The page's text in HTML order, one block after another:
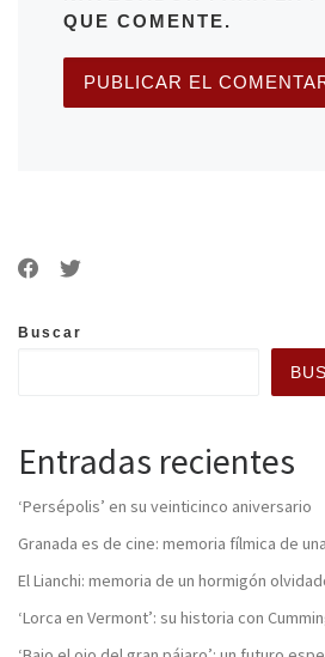
QUE COMENTE.
Buscar
Entradas recientes
‘Persépolis’ en su veinticinco aniversario
Granada es de cine: memoria fílmica de
El Lianchi: memoria de un hormigón
‘Lorca en Vermont’: su historia con